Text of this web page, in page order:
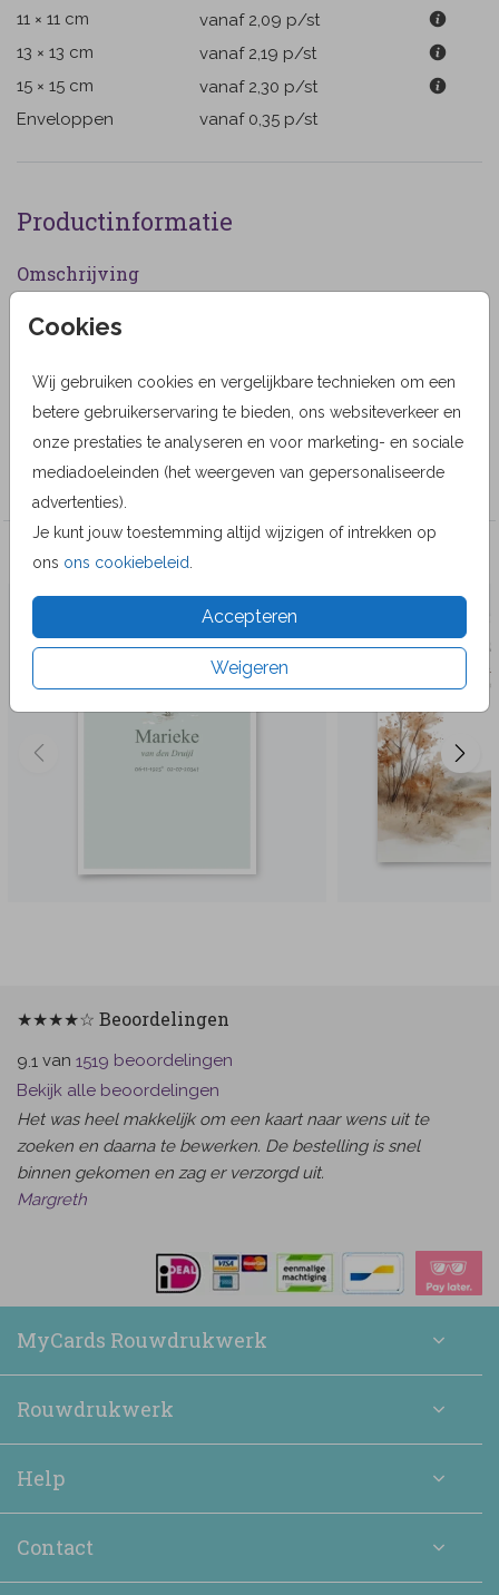
Cookies
Wij gebruiken cookies en vergelijkbare technieken om een
betere gebruikerservaring te bieden, ons websiteverkeer en
onze prestaties te analyseren en voor marketing- en sociale
mediadoeleinden (het weergeven van gepersonaliseerde
advertenties).
Je kunt jouw toestemming altijd wijzigen of intrekken op
ons ons cookiebeleid
Accepteren
Weigeren
11 × 11 cm
vanaf 2,09 p/st
13 × 13 cm
vanaf 2,19 p/st
15 × 15 cm
vanaf 2,30 p/st
Enveloppen
vanaf 0,35 p/st
Productinformatie
Omschrijving
Rouwkaart voor een vrouw met witte bloemen en
Designer
Geertje Burgers
Collectie
Veel gekozen producten
★★★★☆ Beoordelingen
9.1 van 1519 beoordelingen
Bekijk alle beoordelingen
Het was heel makkelijk om een kaart naar wens uit te
zoeken en daarna te bewerken. De bestelling is snel
binnen gekomen en zag er verzorgd uit.
Margreth
MyCards Rouwdrukwerk
Rouwdrukwerk
Help
Contact